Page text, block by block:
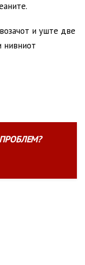
и уште две
нивниот
ПРОБЛЕМ?